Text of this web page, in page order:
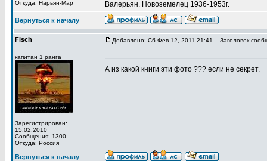
Откуда: Нарьян-Мар
Валерьян. Новоземелец 1936-1953г.
Вернуться к началу
Fisch
капитан 1 ранга
Зарегистрирован:
15.02.2010
Сообщения: 1300
Откуда: Россия
Добавлено: Сб Фев 12, 2011 21:41 Заголовок
А из какой книги эти фото ??? если не секрет.
Вернуться к началу